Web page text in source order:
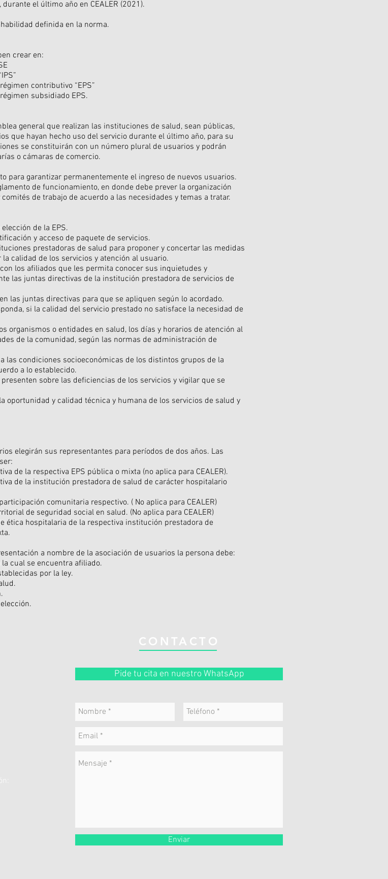
el último año en CEALER (2021).
definida en la norma.
crear en:
contributivo “EPS”
subsidiado EPS.
general que realizan las instituciones de salud, sean públicas,
que hayan hecho uso del servicio durante el último año, para su
se constituirán con un número plural de usuarios y podrán
o cámaras de comercio.
para garantizar permanentemente el ingreso de nuevos usuarios.
de funcionamiento, en donde debe prever la organización
de trabajo de acuerdo a las necesidades y temas a tratar.
de la EPS.
y acceso de paquete de servicios.
prestadoras de salud para proponer y concertar las medidas
calidad de los servicios y atención al usuario.
los afiliados que les permita conocer sus inquietudes y
las juntas directivas de la institución prestadora de servicios de
las juntas directivas para que se apliquen según lo acordado.
si la calidad del servicio prestado no satisface la necesidad de
organismos o entidades en salud, los días y horarios de atención al
de la comunidad, según las normas de administración de
las condiciones socioeconómicas de los distintos grupos de la
a lo establecido.
sobre las deficiencias de los servicios y vigilar que se
oportunidad y calidad técnica y humana de los servicios de salud y
elegirán sus representantes para períodos de dos años. Las
de la respectiva EPS pública o mixta (no aplica para CEALER).
de la institución prestadora de salud de carácter hospitalario
comunitaria respectivo. ( No aplica para CEALER)
de seguridad social en salud. (No aplica para CEALER)
ética hospitalaria de la respectiva institución prestadora de
a nombre de la asociación de usuarios la persona debe:
cual se encuentra afiliado.
por la ley.
CONTACTO
Pide tu cita en nuestro WhatsApp
Enviar